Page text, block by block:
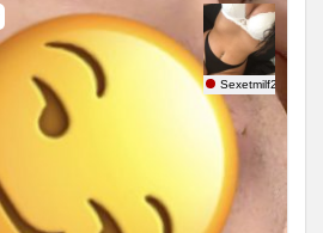
Sexetmilf26